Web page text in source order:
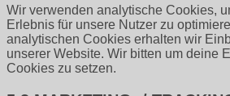
Wir verwenden analytische Cookies,
Erlebnis für unsere Nutzer zu
analytischen Cookies erhalten wir
unserer Website. Wir bitten um deine
Cookies zu setzen.